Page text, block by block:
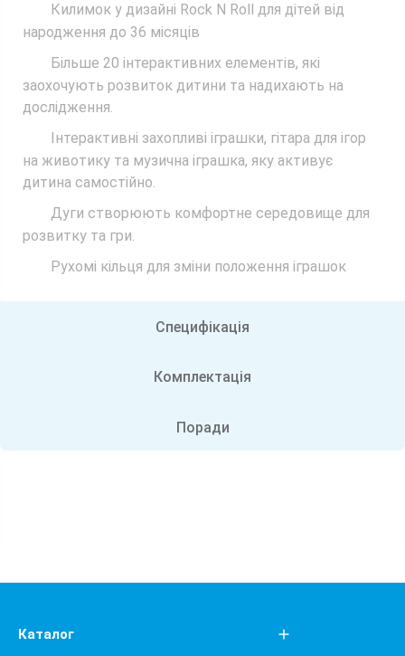
Килимок у дизайні Rock N Roll для дітей від
народження до 36 місяців
Більше 20 інтерактивних елементів, які
заохочують розвиток дитини та надихають на
дослідження.
Інтерактивні захопливі іграшки, гітара для ігор
на животику та музична іграшка, яку активує
дитина самостійно.
Дуги створюють комфортне середовище для
розвитку та гри.
Рухомі кільця для зміни положення іграшок
Специфікація
Комплектація
Поради
Каталог